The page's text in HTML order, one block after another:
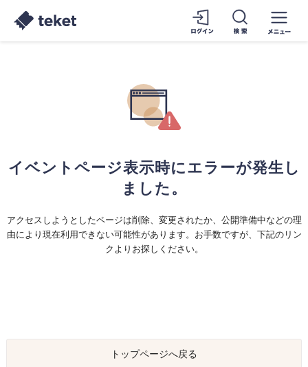
イベントページ表示時にエラーが発生し
ました。
アクセスしようとしたページは削除、変更されたか、公開準備中などの理
由により現在利用できない可能性があります。お手数ですが、下記のリン
クよりお探しください。
トップページへ戻る